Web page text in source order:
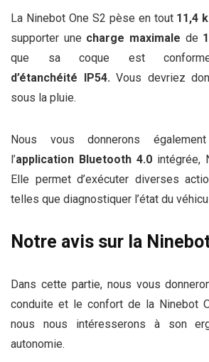
La Ninebot One S2 pèse en tout 11,4
supporter une charge maximale de
que sa coque est
d’étanchéité IP54.Vous devriez
sous la pluie.
Nous vous donnerons
l’application Bluetooth 4.0 intégrée,
Elle permet d’exécuter diverses
telles que diagnostiquer l’état du
Notre avis sur la
Dans cette partie, nous vous
conduite et le confort de la Ninebot
nous nous intéresserons à son
autonomie.